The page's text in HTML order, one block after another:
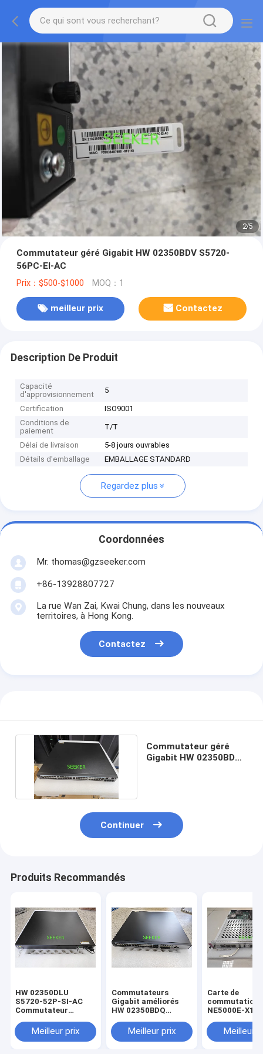
2/5
Commutateur géré Gigabit HW 02350BDV S5720-
56PC-EI-AC
Prix：$500-$1000 MOQ：1
meilleur prix Contactez
Description De Produit
Capacité
d'approvisionnement
5
Certification
ISO9001
Conditions de
paiement
T/T
Délai de livraison
5-8 jours ouvrables
Détails d'emballage
EMBALLAGE STANDARD
Regardez plus
Coordonnées
Mr. thomas@gzseeker.com
+86-13928807727
La rue Wan Zai, Kwai Chung, dans les nouveaux
territoires, à Hong Kong.
Contactez
Commutateur géré
Gigabit HW 02350BDV
Continuer
Produits Recommandés
HW 02350DLU
S5720-52P-SI-AC
Commutateur
couche 3Meilleur prix
Commutateurs
Gigabit améliorés
HW 02350BDQ
Meilleur prix
Carte de
commutation
NE5000E-X16
100G
Meilleur